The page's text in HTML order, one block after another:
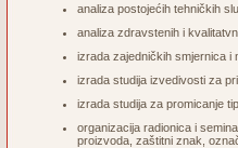
analiza postojećih tehničkih
analiza zdravstenih i
izrada zajedničkih smjernica i
izrada studija izvedivosti za
izrada studija za promicanje
organizacija radionica i
proizvoda, zaštitni znak,